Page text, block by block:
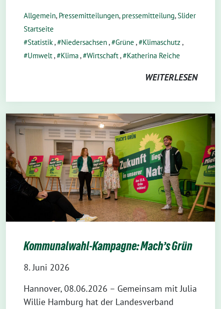
Allgemein, Pressemitteilungen, pressemitteilung,Slider
Startseite
Statistik, Niedersachsen, Grüne , Klimaschutz ,
Umwelt, Klima, Wirtschaft, Katherina Reiche
WEITERLESEN
Kommunalwahl-Kampagne: Mach’s Grün
8. Juni 2026
Hannover, 08.06.2026 – Gemeinsam mit Julia
Willie Hamburg hat der Landesverband